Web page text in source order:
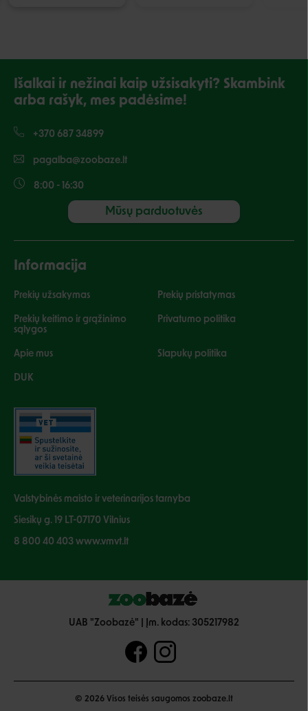
Išalkai ir nežinai kaip užsisakyti? Skambink
arba rašyk, mes padėsime!
+370 687 34899
pagalba@zoobaze.lt
8:00 - 16:30
Mūsų parduotuvės
Informacija
Prekių užsakymas Prekių pristatymas
Prekių keitimo ir grąžinimo
sąlygos
Privatumo politika
Apie mus Slapukų politika
DUK
Valstybinės maisto ir veterinarijos tarnyba
Siesikų g. 19 LT-07170 Vilnius
8 800 40 403 www.vmvt.lt
UAB "Zoobazė" | Įm. kodas: 305217982
© 2026 Visos teisės saugomos zoobaze.lt